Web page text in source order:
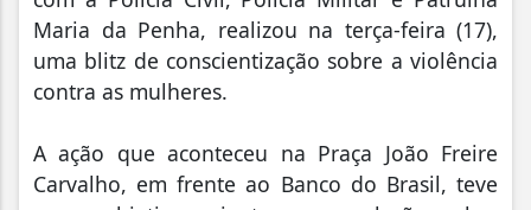
Maria da Penha, realizou na terça-feira (17),
uma blitz de conscientização sobre a violência
contra as mulheres.
A ação que aconteceu na Praça João Freire
Carvalho, em frente ao Banco do Brasil, teve